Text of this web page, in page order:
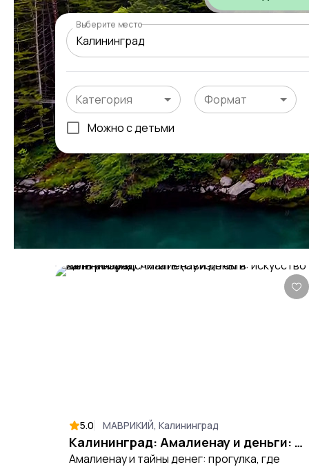
Выберите место
Категория Формат
Можно с детьми
5.0 МАВРИКИЙ, Калининград
Калининград: Амалиенау и деньги: искусство жить и наука считать (с визитом в Центробанк)
Амалиенау и тайны денег: прогулка, где